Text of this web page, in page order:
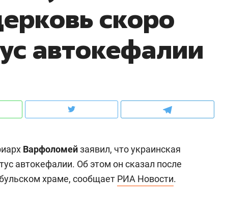
скоро
автокефалии
Варфоломейзаявил, что украинская
автокефалии. Об этом он сказал после
храме, сообщает РИА Новости.
налогах и развитии без кредитов
чем интересен Оман?
Рекомендуем Рекомендуем